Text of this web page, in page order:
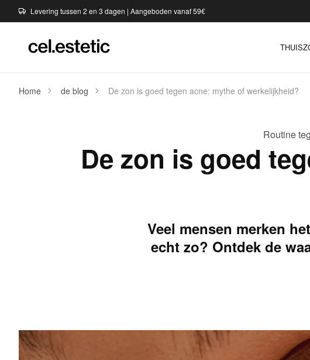
Levering tussen 2 en 3 dagen | Aangeboden vanaf 59€
Home de blog De zon is goed tegen acne: mythe of werkelijkheid?
Routine
De zon is goed
Veel mensen merken
echt zo? Ontdek de